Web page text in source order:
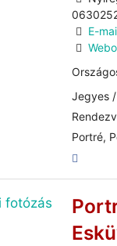
E-
Jegyes /
Portré,